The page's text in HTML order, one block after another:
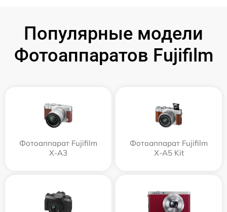
Популярные модели
Фотоаппаратов Fujifilm
Фотоаппарат Fujifilm
X-A3
Фотоаппарат Fujifilm
X-A5 Kit